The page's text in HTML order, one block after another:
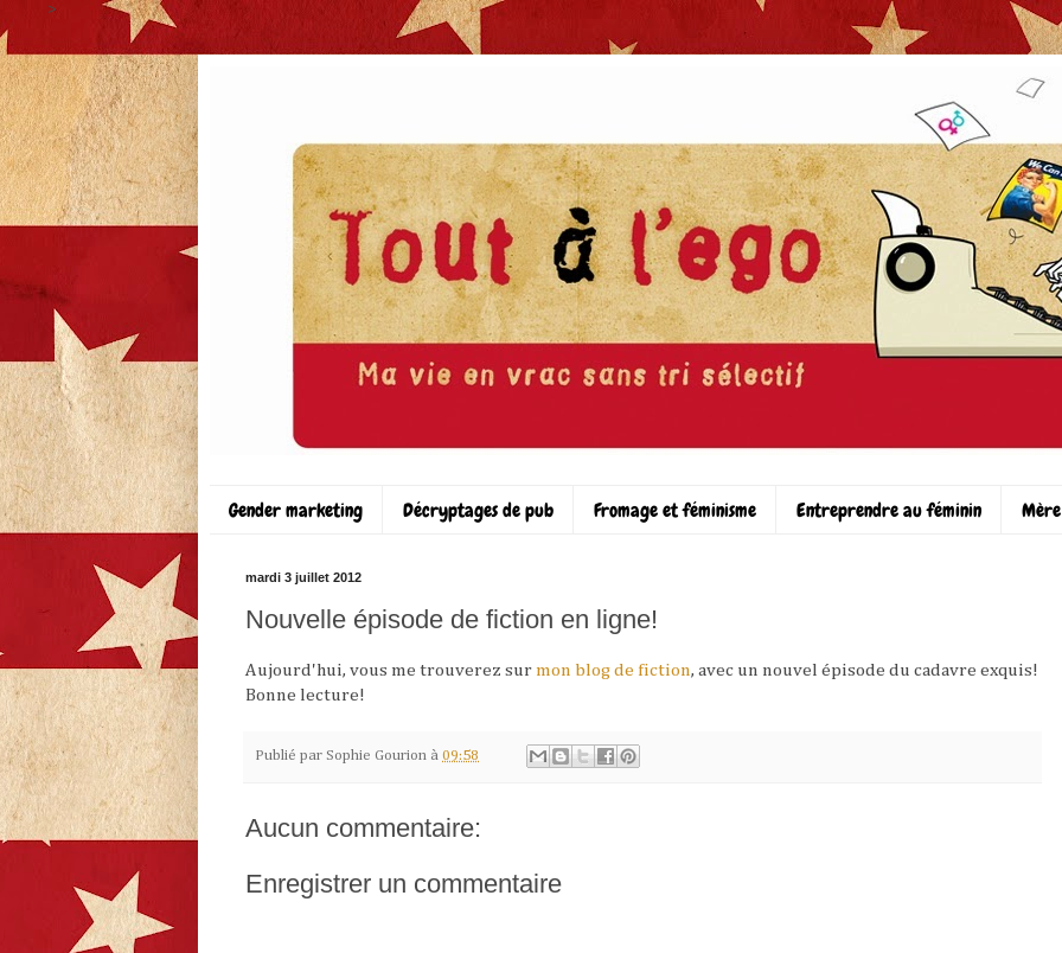
>
Gender marketing Décryptages de pub Fromage et féminisme Entreprendre au féminin
mardi 3 juillet 2012
Nouvelle épisode de fiction en ligne!
Aujourd'hui, vous me trouverez sur mon blog de fiction, avec un nouvel épisode du cadavre exquis!
Bonne lecture!
Publié par Sophie Gourion à 09:58
Aucun commentaire:
Enregistrer un commentaire